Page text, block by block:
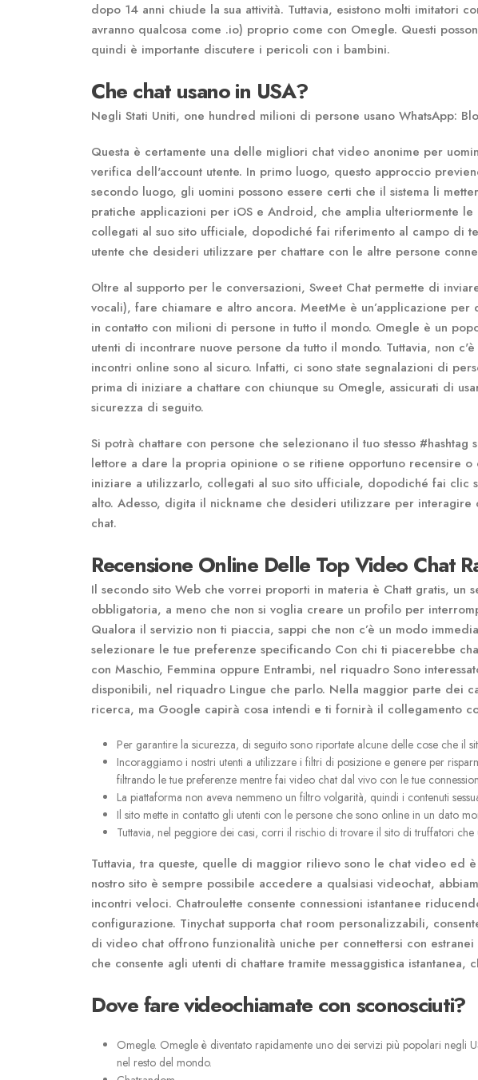
dopo 14 anni chiude la sua attività. Tuttavia, esistono molti imitatori
avranno qualcosa come .io) proprio come con Omegle. Questi
quindi è importante discutere i pericoli con i bambini.
Che chat usano in USA?
Negli Stati Uniti, one hundred milioni di persone usano WhatsApp:
Questa è certamente una delle migliori chat video anonime per
verifica dell'account utente. In primo luogo, questo approccio
secondo luogo, gli uomini possono essere certi che il sistema li
pratiche applicazioni per iOS e Android, che amplia ulteriormente le
collegati al suo sito ufficiale, dopodiché fai riferimento al campo di
utente che desideri utilizzare per chattare con le altre persone
Oltre al supporto per le conversazioni, Sweet Chat permette di
vocali), fare chiamare e altro ancora. MeetMe è un’applicazione
in contatto con milioni di persone in tutto il mondo. Omegle è un
utenti di incontrare nuove persone da tutto il mondo. Tuttavia, non
incontri online sono al sicuro. Infatti, ci sono state segnalazioni di
prima di iniziare a chattare con chiunque su Omegle, assicurati di
sicurezza di seguito.
Si potrà chattare con persone che selezionano il tuo stesso
lettore a dare la propria opinione o se ritiene opportuno recensire
iniziare a utilizzarlo, collegati al suo sito ufficiale, dopodiché fai clic
alto. Adesso, digita il nickname che desideri utilizzare per interagire
chat.
Recensione Online Delle Top Video Chat
Il secondo sito Web che vorrei proporti in materia è Chatt gratis, un
obbligatoria, a meno che non si voglia creare un profilo per
Qualora il servizio non ti piaccia, sappi che non c’è un modo
selezionare le tue preferenze specificando Con chi ti piacerebbe
con Maschio, Femmina oppure Entrambi, nel riquadro Sono
disponibili, nel riquadro Lingue che parlo. Nella maggior parte dei
ricerca, ma Google capirà cosa intendi e ti fornirà il collegamento
Per garantire la sicurezza, di seguito sono riportate alcune delle cose che il
Incoraggiamo i nostri utenti a utilizzare i filtri di posizione e genere per
filtrando le tue preferenze mentre fai video chat dal vivo con le tue
La piattaforma non aveva nemmeno un filtro volgarità, quindi i contenuti
Il sito mette in contatto gli utenti con le persone che sono online in un dato
Tuttavia, nel peggiore dei casi, corri il rischio di trovare il sito di truffatori
Tuttavia, tra queste, quelle di maggior rilievo sono le chat video ed
nostro sito è sempre possibile accedere a qualsiasi videochat,
incontri veloci. Chatroulette consente connessioni istantanee
configurazione. Tinychat supporta chat room personalizzabili,
di video chat offrono funzionalità uniche per connettersi con
che consente agli utenti di chattare tramite messaggistica istantanea,
Dove fare videochiamate con sconosciuti?
Omegle. Omegle è diventato rapidamente uno dei servizi più popolari negli
nel resto del mondo.